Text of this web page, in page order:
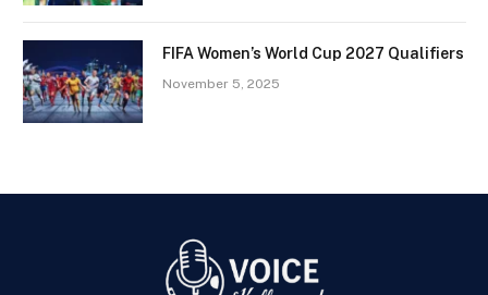
FIFA Women’s World Cup 2027 Qualifiers
November 5, 2025